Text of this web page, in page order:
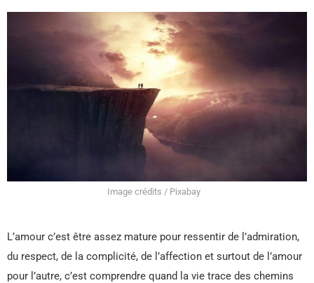
Image crédits / Pixabay
L’amour c’est être assez mature pour ressentir de l’admiration,
du respect, de la complicité, de l’affection et surtout de l’amour
pour l’autre, c’est comprendre quand la vie trace des chemins